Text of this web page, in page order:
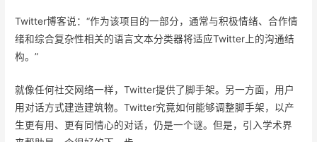
Twitter博客说：“作为该项目的一部分，通常与积极情绪、合作情
绪和综合复杂性相关的语言文本分类器将适应Twitter上的沟通结
构。”
就像任何社交网络一样，Twitter提供了脚手架。另一方面，用户
用对话方式建造建筑物。Twitter究竟如何能够调整脚手架，以产
生更有用、更有同情心的对话，仍是一个谜。但是，引入学术界